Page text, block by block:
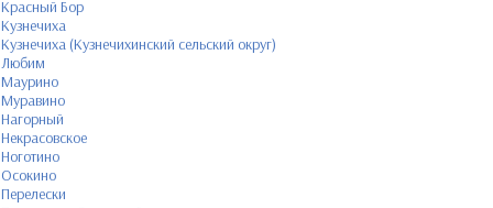
Красный Бор
Кузнечиха
Кузнечиха (Кузнечихинский сельский округ)
Любим
Маурино
Муравино
Нагорный
Некрасовское
Ноготино
Осокино
Перелески